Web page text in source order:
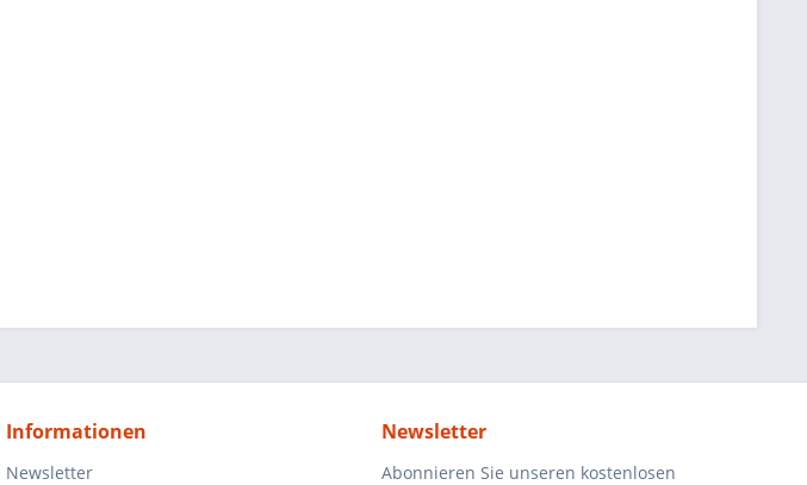
Informationen
Newsletter
Newsletter
Abonnieren Sie unseren kostenlosen